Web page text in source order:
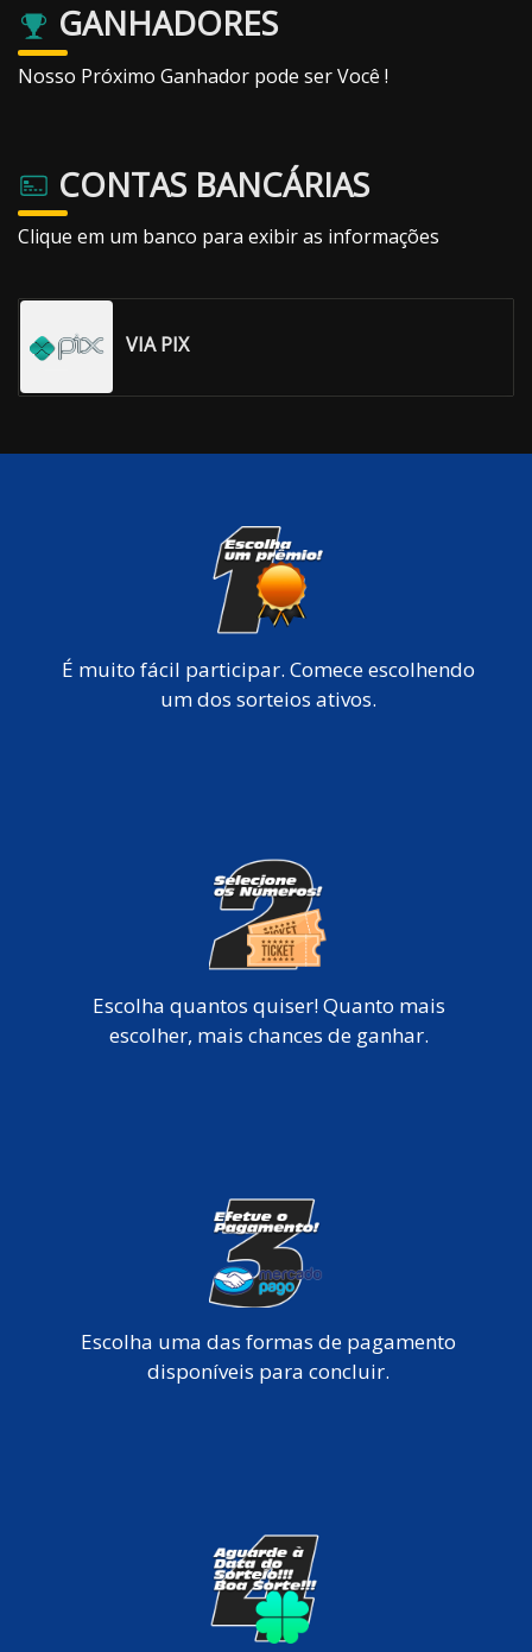
GANHADORES
Nosso Próximo Ganhador pode ser Você !
CONTAS BANCÁRIAS
Clique em um banco para exibir as informações
VIA PIX
É muito fácil participar. Comece escolhendo
um dos sorteios ativos.
Escolha quantos quiser! Quanto mais
escolher, mais chances de ganhar.
Escolha uma das formas de pagamento
disponíveis para concluir.